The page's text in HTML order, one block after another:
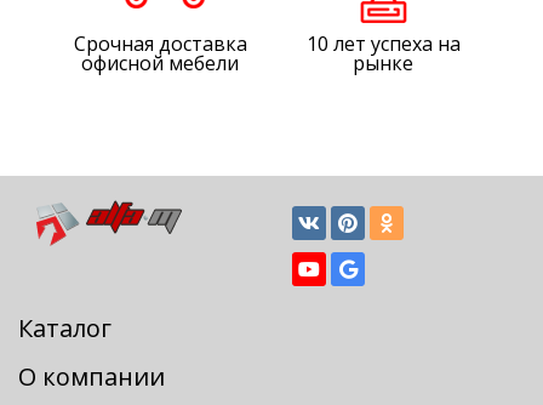
Срочная доставка
офисной мебели
10 лет успеха на
рынке
Каталог
О компании